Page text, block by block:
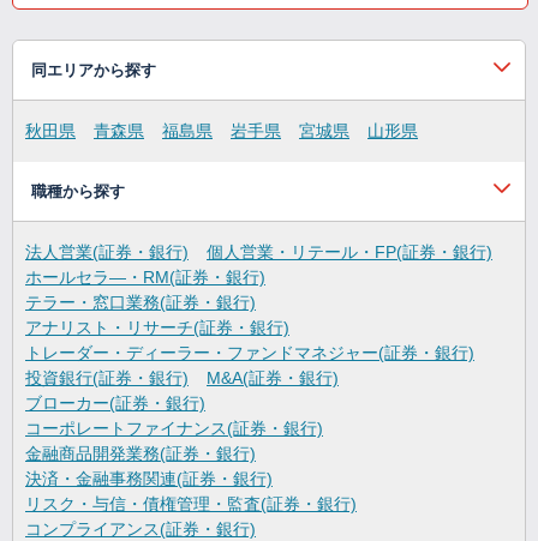
同エリアから探す
秋田県 青森県 福島県 岩手県 宮城県 山形県
職種から探す
法人営業(証券・銀行)
個人営業・リテール・FP(証券・銀行)
ホールセラ―・RM(証券・銀行)
テラー・窓口業務(証券・銀行)
アナリスト・リサーチ(証券・銀行)
トレーダー・ディーラー・ファンドマネジャー(証券・銀行)
投資銀行(証券・銀行)
M&A(証券・銀行)
ブローカー(証券・銀行)
コーポレートファイナンス(証券・銀行)
金融商品開発業務(証券・銀行)
決済・金融事務関連(証券・銀行)
リスク・与信・債権管理・監査(証券・銀行)
コンプライアンス(証券・銀行)